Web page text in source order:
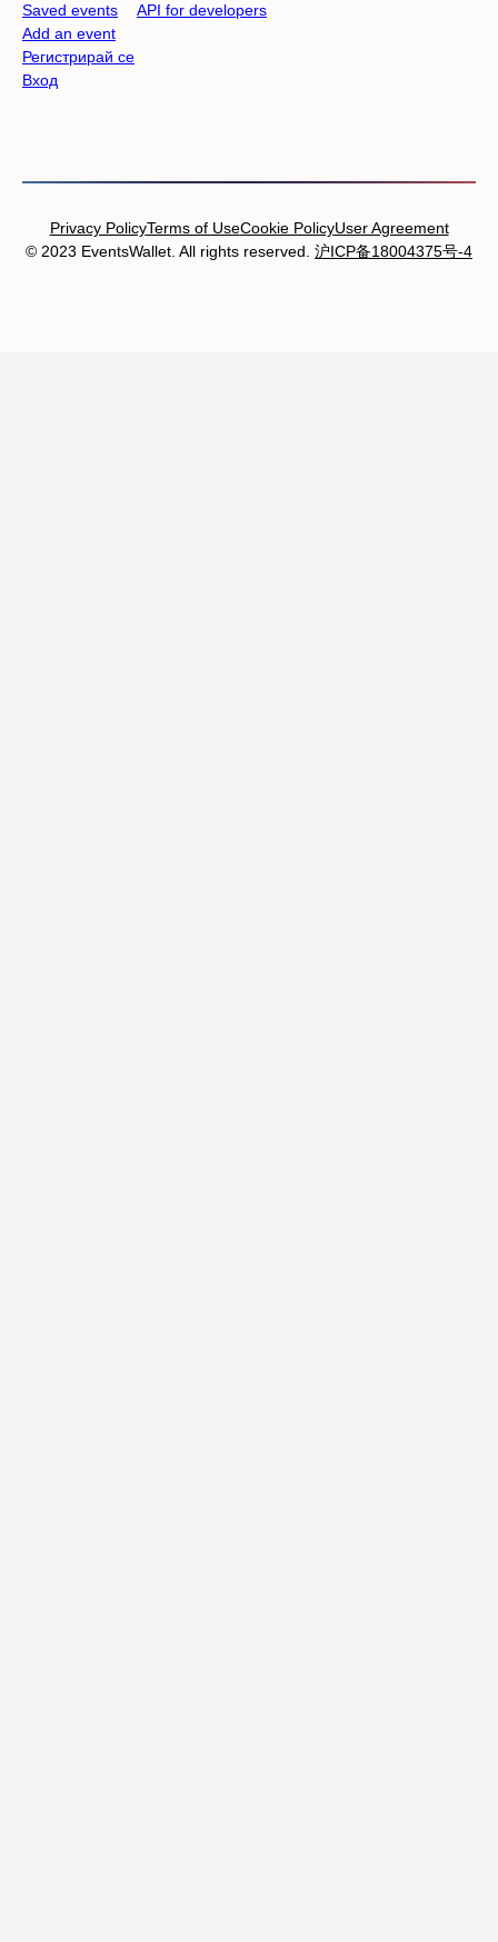
Saved events
Add an event
Регистрирай се
Вход
API for developers
© 2023 EventsWallet. All rights reserved. 沪ICP备18004375号-4
Privacy PolicyTerms of UseCookie PolicyUser Agreement